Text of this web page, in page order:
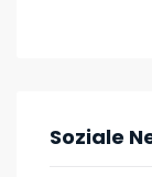
Soziale